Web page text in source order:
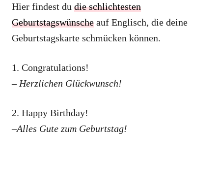
Hier findest du die schlichtesten
Geburtstagswünsche auf Englisch, die deine
Geburtstagskarte schmücken können.
1. Congratulations!
– Herzlichen Glückwunsch!
2. Happy Birthday!
–Alles Gute zum Geburtstag!